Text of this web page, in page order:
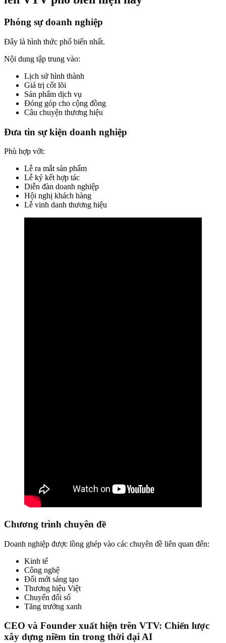
Phóng sự doanh nghiệp
Đây là hình thức phổ biến nhất.
Nội dung tập trung vào:
Lịch sử hình thành
Giá trị cốt lõi
Sản phẩm dịch vụ
Đóng góp cho cộng đồng
Câu chuyện thương hiệu
Đưa tin sự kiện doanh nghiệp
Phù hợp với:
Lễ ra mắt sản phẩm
Lễ ký kết hợp tác
Diễn đàn doanh nghiệp
Hội nghị khách hàng
Lễ vinh danh thương hiệu
Chương trình chuyên đề
Doanh nghiệp được lồng ghép vào các chuyên đề liên quan đến:
Kinh tế
Công nghệ
Đổi mới sáng tạo
Thương hiệu Việt
Chuyển đổi số
Tăng trưởng xanh
CEO và Founder xuất hiện trên VTV: Chiến lược
xây dựng niềm tin trong thời đại AI